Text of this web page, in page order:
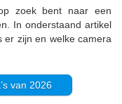
zoek bent naar een
In onderstaand artikel
er zijn en welke camera
van 2026